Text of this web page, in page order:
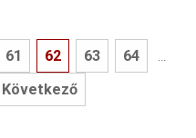
61 62 63 64 ...
Következő